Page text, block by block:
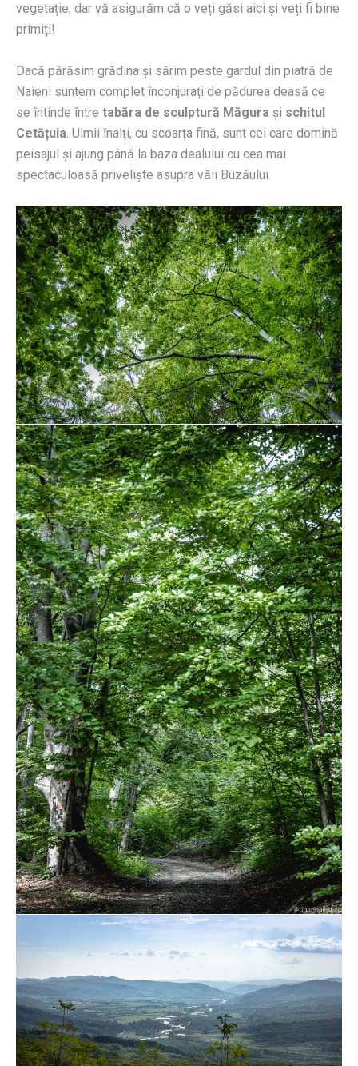
vegetație, dar vă asigurăm că o veți găsi aici și veți fi bine
primiți!
Dacă părăsim grădina și sărim peste gardul din piatră de
Naieni suntem complet înconjurați de pădurea deasă ce
se întinde între tabăra de sculptură Măgura și schitul
Cetățuia. Ulmii înalți, cu scoarța fină, sunt cei care domină
peisajul și ajung până la baza dealului cu cea mai
spectaculoasă priveliște asupra văii Buzăului.